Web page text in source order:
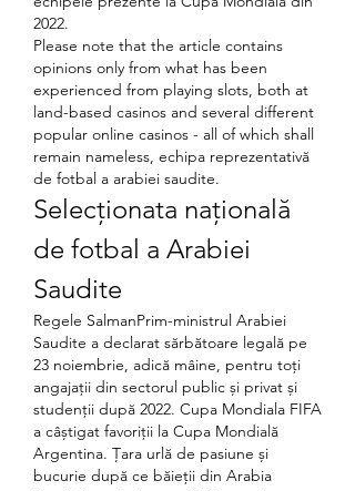
2022.
Please note that the article contains
opinions only from what has been
experienced from playing slots, both at
land-based casinos and several different
popular online casinos - all of which shall
remain nameless, echipa reprezentativă
de fotbal a arabiei saudite.
Selecționata națională
de fotbal a Arabiei
Saudite
Regele SalmanPrim-ministrul Arabiei
Saudite a declarat sărbătoare legală pe
23 noiembrie, adică mâine, pentru toți
angajații din sectorul public și privat și
studenții după 2022. Cupa Mondiala FIFA
a câștigat favoriții la Cupa Mondială
Argentina. Țara urlă de pasiune și
bucurie după ce băieții din Arabia